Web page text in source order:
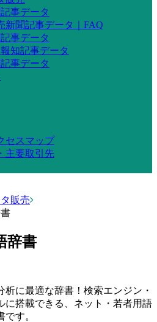
事データ
新聞記事データ｜FAQ
事データ
知記事データ
事データ
セスマップ
主要取引先
販売
辞書
に最適な辞書！検索エンジン・
に搭載できる、ネット・若者用語
す。